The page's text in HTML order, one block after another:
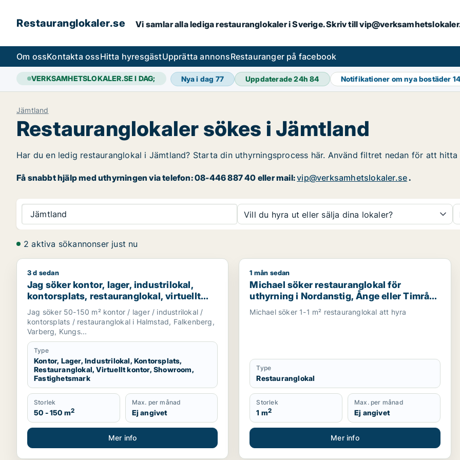
Restauranglokaler.se Vi samlar alla lediga restauranglokaler i Sverige. Skriv till
Om ossKontakta ossHitta hyresgästUpprätta annonsRestauranger på facebook
VERKSAMHETSLOKALER.SE I DAG; Nya i dag 77 Uppdaterade 24h84 Notifikationer om nya bostäder
Jämtland
Restauranglokaler sökes i Jämtland
Har du en ledig restauranglokal i Jämtland? Starta din uthyrningsprocess här. Använd filtret nedan för att
Få snabbt hjälp med uthyrningen via telefon: 08-446 887 40 eller mail:vip@verksamhetslokaler.se.
Jämtland Vill du hyra ut eller sälja dina lokaler?
2 aktiva sökannonser just nu
Jag söker kontor, lager, industrilokal, kontorsplats, restauranglokal, virtuellt kontor, showroom eller
3 d sedan
Jag söker kontor, lager, industrilokal,
kontorsplats, restauranglokal, virtuellt
kontor, showroom eller fastighetsmark för
uthyrning i Halmstad, Falkenberg eller
Varberg m.fl.
Jag söker 50-150 m² kontor / lager / industrilokal /
kontorsplats / restauranglokal i Halmstad, Falkenberg,
Varberg, Kungs...
Type
Kontor, Lager, Industrilokal, Kontorsplats,
Restauranglokal, Virtuellt kontor, Showroom,
Fastighetsmark
Storlek
50 - 150 m2
Max. per månad
Ej angivet
Mer info
Michael söker restauranglokal för uthyrning i
1 mån sedan
Michael söker restauranglokal för
uthyrning i Nordanstig, Ånge eller Timrå
m.fl.
Michael söker 1-1 m² restauranglokal att hyra
Type
Restauranglokal
Storlek
1 m2
Max. per månad
Ej angivet
Mer info